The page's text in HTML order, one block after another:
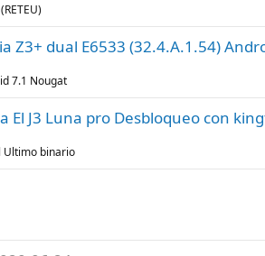
Z3+ dual E6533 (32.4.A.1.54)
7.1 Nougat
El J3 Luna pro Desbloqueo con
Ultimo binario